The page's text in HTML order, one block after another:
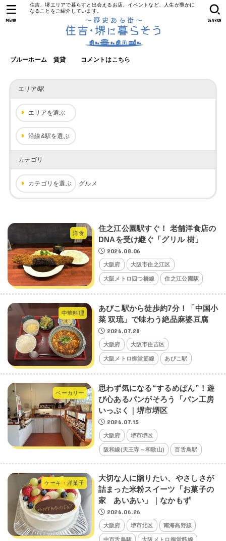
住吉、堺エリアで暮らすと出会えるお店、イベントなど、人生が豊かに
なることをご紹介しています。
ブルーホーム 賃貸 コメントはこちら
SEARCH
MENU
エリア/駅
エリアを選ぶ
沿線&駅を選ぶ
カテゴリ
カテゴリを選ぶ グルメ
洋食
住之江公園駅すぐ！ 老舗洋食店の
DNAを受け継ぐ「グリル 樹」
2026.08.06
大阪府 大阪市住之江区
大阪メトロ四つ橋線 住之江公園駅
中華料理
あびこ駅から徒歩約7分！「中国小
菜 双琉」で味わう絶品麻婆豆腐
2026.07.28
大阪府 大阪市住吉区
大阪メトロ御堂筋線 あびこ駅
ベーカリー
思わず気になる“するめぱん”！遊
び心あるパンがそろう「パン工房
いっぷく｜堺市堺区
2026.07.15
大阪府 堺市堺区
阪和線(天王寺～和歌山) 百舌鳥駅
ケーキ・洋菓子
大切な人に贈りたい、やさしさが
詰まった米粉スイーツ「お菓子の
家 あいあい」｜なかもず
2026.06.26
大阪府 堺市北区 南海高野線
中百舌鳥駅 大阪メトロ御堂筋線